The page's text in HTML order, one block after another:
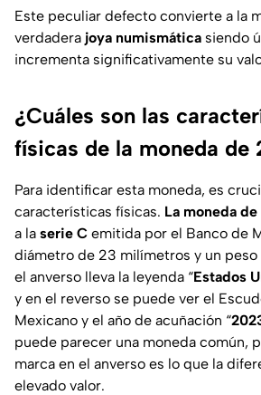
Este peculiar defecto convierte a la
verdadera joya numismática siendo
incrementa significativamente su
¿Cuáles son las
físicas de la moneda de
Para identificar esta moneda, es
características físicas. La moneda
a la serie C emitida por el Banco de
diámetro de 23 milímetros y un peso
el anverso lleva la leyenda “Estados
y en el reverso se puede ver el
Mexicano y el año de acuñación “
puede parecer una moneda común,
marca en el anverso es lo que la
elevado valor.